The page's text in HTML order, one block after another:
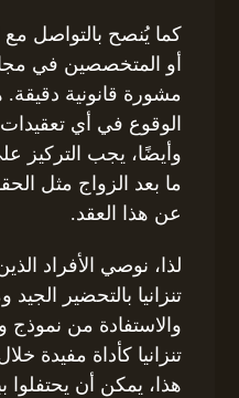
كما يُنصح بالتواصل مع
أو المتخصصين في
مشورة قانونية
الوقوع في أي
وأيضًا، يجب التركيز
ما بعد الزواج مثل
عن هذا العقد.
لذا، نوصي الأفراد
تنزانيا بالتحضير
تنزانيا كأداة مفيدة
هذا، يمكن أن يحتفلوا